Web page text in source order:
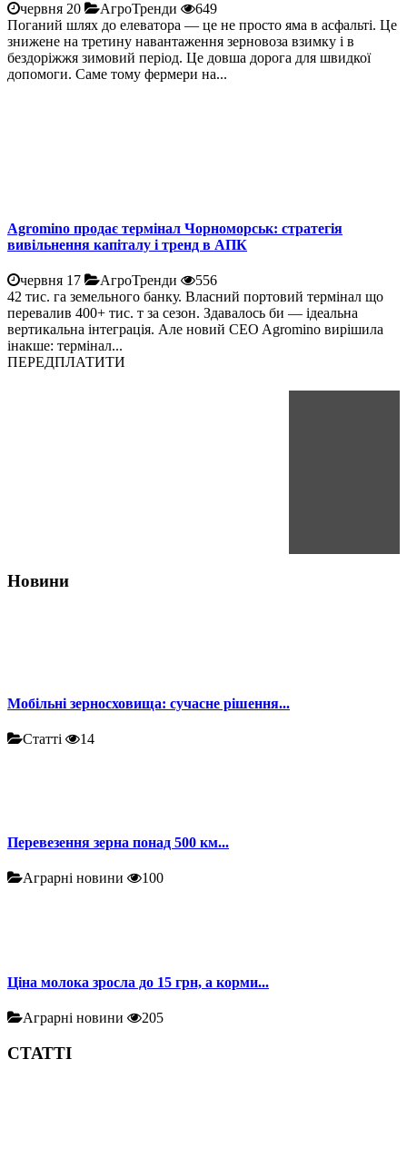
червня 20 АгроТренди
649
Поганий шлях до елеватора — це не просто яма в асфальті. Це
знижене на третину навантаження зерновоза взимку і в
бездоріжжя зимовий період. Це довша дорога для швидкої
допомоги. Саме тому фермери на...
Agromino продає термінал Чорноморськ: стратегія
вивільнення капіталу і тренд в АПК
червня 17 АгроТренди
556
42 тис. га земельного банку. Власний портовий термінал що
перевалив 400+ тис. т за сезон. Здавалось би — ідеальна
вертикальна інтеграція. Але новий CEO Agromino вирішила
інакше: термінал...
ПЕРЕДПЛАТИТИ
Новини
Мобільні зерносховища: сучасне рішення...
Статті 14
Перевезення зерна понад 500 км...
Аграрні новини 100
Ціна молока зросла до 15 грн, а корми...
Аграрні новини 205
СТАТТІ